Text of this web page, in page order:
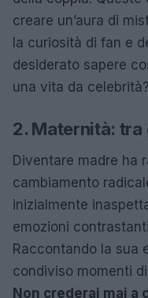
creare un’aura di
la curiosità di fan e
desiderato sapere
una vita da celebrità?
2. Maternità: tra
Diventare madre ha
cambiamento
inizialmente
emozioni
Raccontando la sua
condiviso momenti
Non crederai mai a